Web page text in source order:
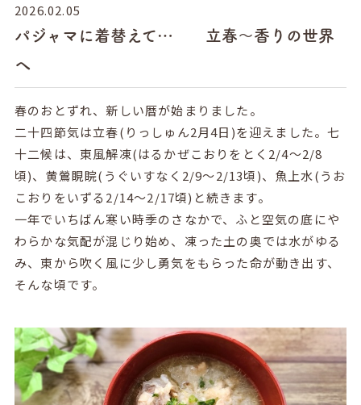
2026.02.05
パジャマに着替えて… 立春～香りの世界
へ
春のおとずれ、新しい暦が始まりました。
二十四節気は立春( りっしゅん2月4日 )を迎えました。七
十二候は、東風解凍(はるかぜこおりをとく 2/4～2/8
頃)、黄鶯睍睆( うぐいすなく 2/9～2/13頃)、魚上水(うお
こおりをいずる 2/14～2/17頃) と続きます。
一年でいちばん寒い時季のさなかで、ふと空気の底にや
わらかな気配が混じり始め、凍った土の奥では水がゆる
み、東から吹く風に少し勇気をもらった命が動き出す、
そんな頃です。